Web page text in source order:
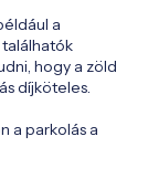
a
találhatók
hogy a zöld
díjköteles.
a parkolás a